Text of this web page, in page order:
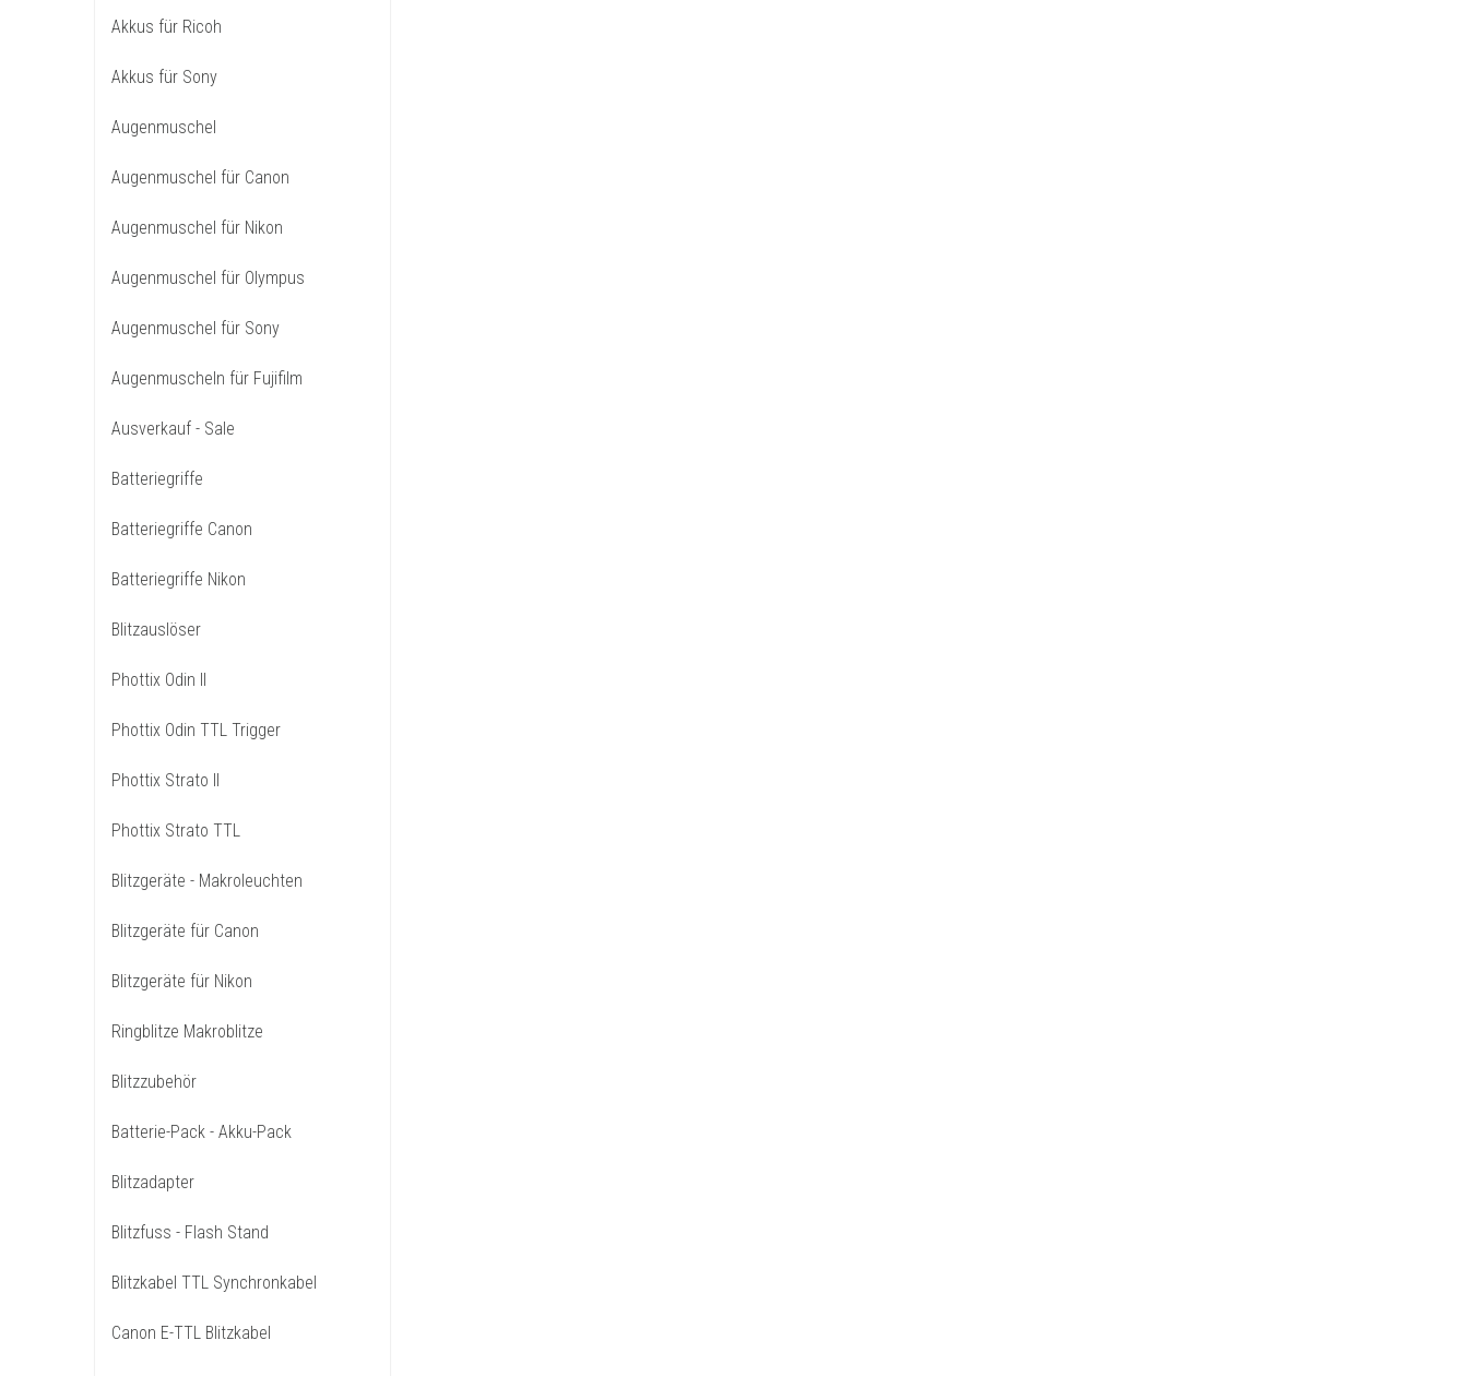
Akkus für Ricoh
Akkus für Sony
Augenmuschel
Augenmuschel für Canon
Augenmuschel für Nikon
Augenmuschel für Olympus
Augenmuschel für Sony
Augenmuscheln für Fujifilm
Ausverkauf - Sale
Batteriegriffe
Batteriegriffe Canon
Batteriegriffe Nikon
Blitzauslöser
Phottix Odin II
Phottix Odin TTL Trigger
Phottix Strato II
Phottix Strato TTL
Blitzgeräte - Makroleuchten
Blitzgeräte für Canon
Blitzgeräte für Nikon
Ringblitze Makroblitze
Blitzzubehör
Batterie-Pack - Akku-Pack
Blitzadapter
Blitzfuss - Flash Stand
Blitzkabel TTL Synchronkabel
Canon E-TTL Blitzkabel